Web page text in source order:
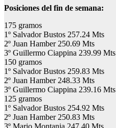
Posiciones del fin de semana:
175 gramos
1º Salvador Bustos 257.24 Mts
2º Juan Hamber 250.69 Mts
3º Guillermo Ciappina 239.99 Mts
150 gramos
1º Salvador Bustos 259.83 Mts
2º Juan Hamber 248.33 Mts
3º Guillermo Ciappina 239.16 Mts
125 gramos
1º Salvador Bustos 254.92 Mts
2º Juan Hamber 250.83 Mts